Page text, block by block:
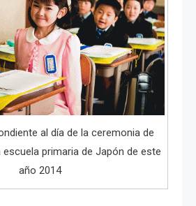
al día de la ceremonia de
escuela primaria de Japón de este
año 2014